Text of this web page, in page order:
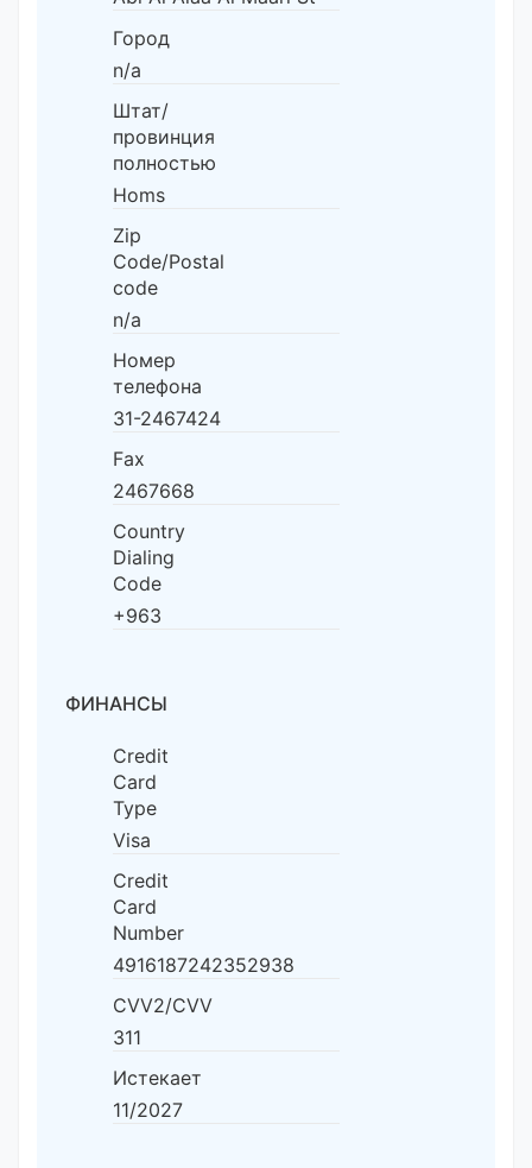
Город
n/a
Штат/
провинция
полностью
Homs
Zip
Code/Postal
code
n/a
Номер
телефона
31-2467424
Fax
2467668
Country
Dialing
Code
+963
ФИНАНСЫ
Credit
Card
Type
Visa
Credit
Card
Number
4916187242352938
CVV2/CVV
311
Истекает
11/2027